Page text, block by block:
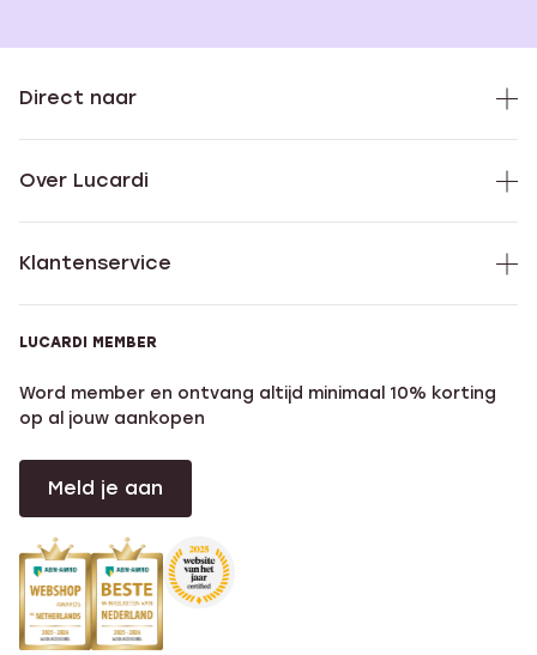
Direct naar
Over Lucardi
Klantenservice
LUCARDI MEMBER
Word member en ontvang altijd minimaal 10% korting
op al jouw aankopen
Meld je aan